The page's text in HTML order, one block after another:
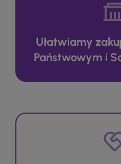
Ułatwiamy
Państwowym i